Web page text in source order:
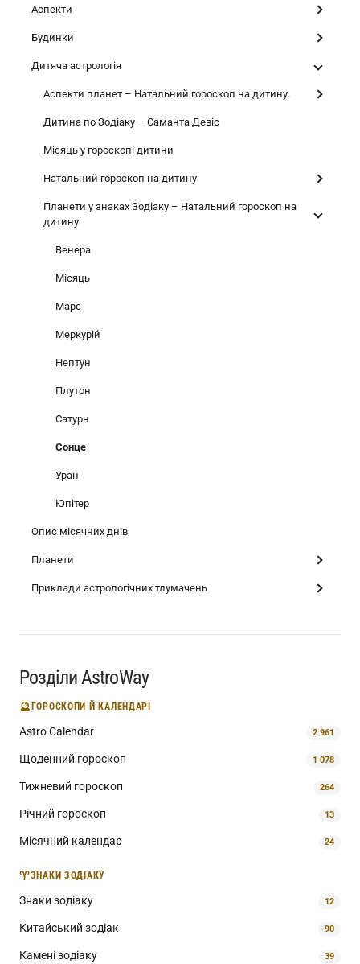
Аспекти
Будинки
Дитяча астрологія
Аспекти планет – Натальний гороскоп на дитину.
Дитина по Зодіаку – Саманта Девіс
Місяць у гороскопі дитини
Натальний гороскоп на дитину
Планети у знаках Зодіаку – Натальний гороскоп на
дитину
Венера
Місяць
Марс
Меркурій
Нептун
Плутон
Сатурн
Сонце
Уран
Юпітер
Опис місячних днів
Планети
Приклади астрологічних тлумачень
Розділи AstroWay
🔮ГОРОСКОПИ Й КАЛЕНДАРІ
Astro Calendar 2 961
Щоденний гороскоп 1 078
Тижневий гороскоп 264
Річний гороскоп 13
Місячний календар 24
♈ЗНАКИ ЗОДІАКУ
Знаки зодіаку 12
Китайський зодіак 90
Камені зодіаку 39